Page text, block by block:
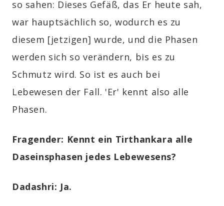
so sahen: Dieses Gefäß, das Er heute sah,
war hauptsächlich so, wodurch es zu
diesem [jetzigen] wurde, und die Phasen
werden sich so verändern, bis es zu
Schmutz wird. So ist es auch bei
Lebewesen der Fall. 'Er' kennt also alle
Phasen.
Fragender: Kennt ein Tirthankara alle
Daseinsphasen jedes Lebewesens?
Dadashri: Ja.